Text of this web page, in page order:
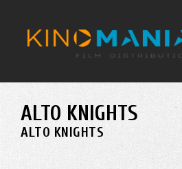
ALTO KNIGHTS
ALTO KNIGHTS